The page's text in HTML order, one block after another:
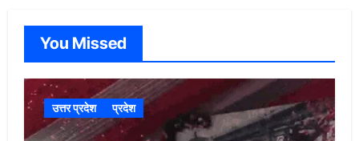
You Missed
उत्तर प्रदेश प्रदेश